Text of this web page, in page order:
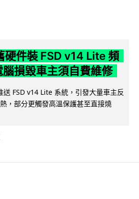
硬件裝 FSD v14 Lite 頻
損毀車主須自費維修
FSD v14 Lite 系統，引發大量車主反
，部分更觸發高溫保護甚至直接燒